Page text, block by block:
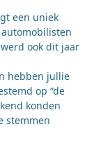
een uniek
ook dit jaar
hebben jullie
op “de
konden
stemmen